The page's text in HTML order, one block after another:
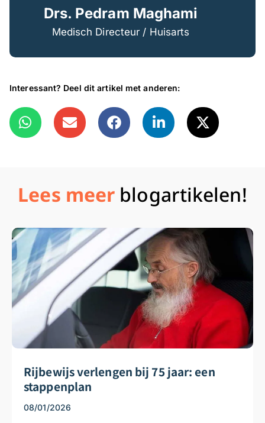
Drs. Pedram Maghami
Medisch Directeur / Huisarts
Interessant? Deel dit artikel met anderen:
Lees meer blogartikelen!
Rijbewijs verlengen bij 75 jaar: een
stappenplan
08/01/2026